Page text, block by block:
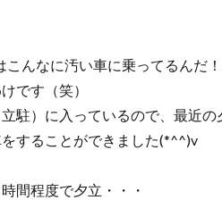
こんなに汚い車に乗ってるんだ！
です（笑）
駐）に入っているので、最近の
することができました(*^^)v
間程度で夕立・・・